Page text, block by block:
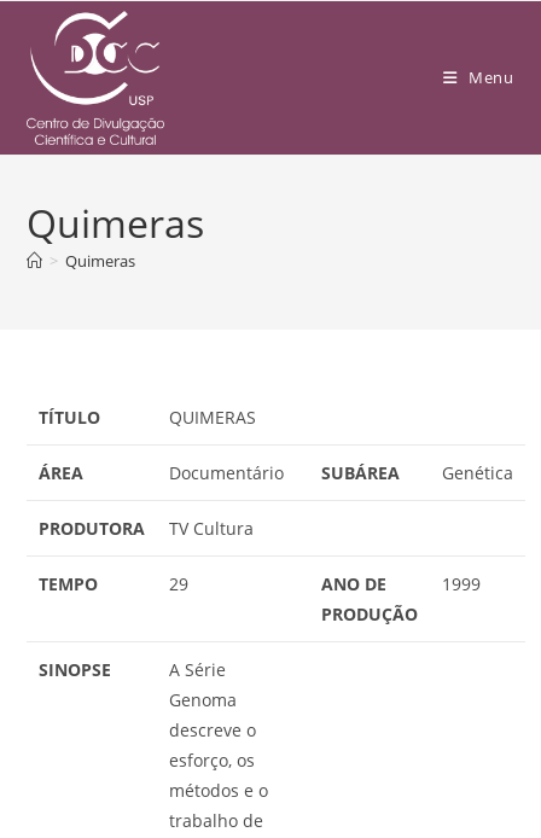
Menu
Quimeras
> Quimeras
TÍTULO QUIMERAS
ÁREA Documentário SUBÁREA Genética
PRODUTORA TV Cultura
TEMPO 29
ANO DE
PRODUÇÃO
1999
SINOPSE
A Série
Genoma
descreve o
esforço, os
métodos e o
trabalho de